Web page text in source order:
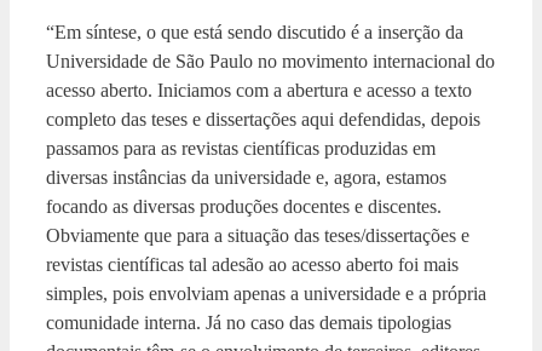
“Em síntese, o que está sendo discutido é a inserção da
Universidade de São Paulo no movimento internacional do
acesso aberto. Iniciamos com a abertura e acesso a texto
completo das teses e dissertações aqui defendidas, depois
passamos para as revistas científicas produzidas em
diversas instâncias da universidade e, agora, estamos
focando as diversas produções docentes e discentes.
Obviamente que para a situação das teses/dissertações e
revistas científicas tal adesão ao acesso aberto foi mais
simples, pois envolviam apenas a universidade e a própria
comunidade interna. Já no caso das demais tipologias